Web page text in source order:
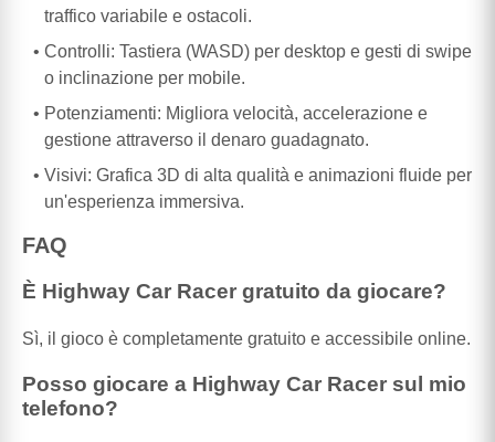
traffico variabile e ostacoli.
Controlli: Tastiera (WASD) per desktop e gesti di swipe
o inclinazione per mobile.
Potenziamenti: Migliora velocità, accelerazione e
gestione attraverso il denaro guadagnato.
Visivi: Grafica 3D di alta qualità e animazioni fluide per
un'esperienza immersiva.
FAQ
È Highway Car Racer gratuito da giocare?
Sì, il gioco è completamente gratuito e accessibile online.
Posso giocare a Highway Car Racer sul mio
telefono?